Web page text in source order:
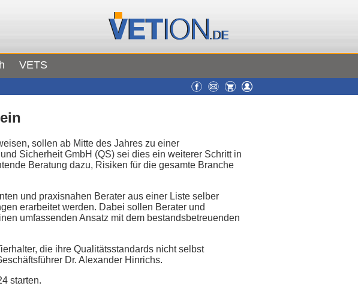
VETS
sollen ab Mitte des Jahres zu einer
Sicherheit GmbH (QS) sei dies ein weiterer Schritt in
Beratung dazu, Risiken für die gesamte Branche
und praxisnahen Berater aus einer Liste selber
erarbeitet werden. Dabei sollen Berater und
umfassenden Ansatz mit dem bestandsbetreuenden
die ihre Qualitätsstandards nicht selbst
Dr. Alexander Hinrichs.
starten.